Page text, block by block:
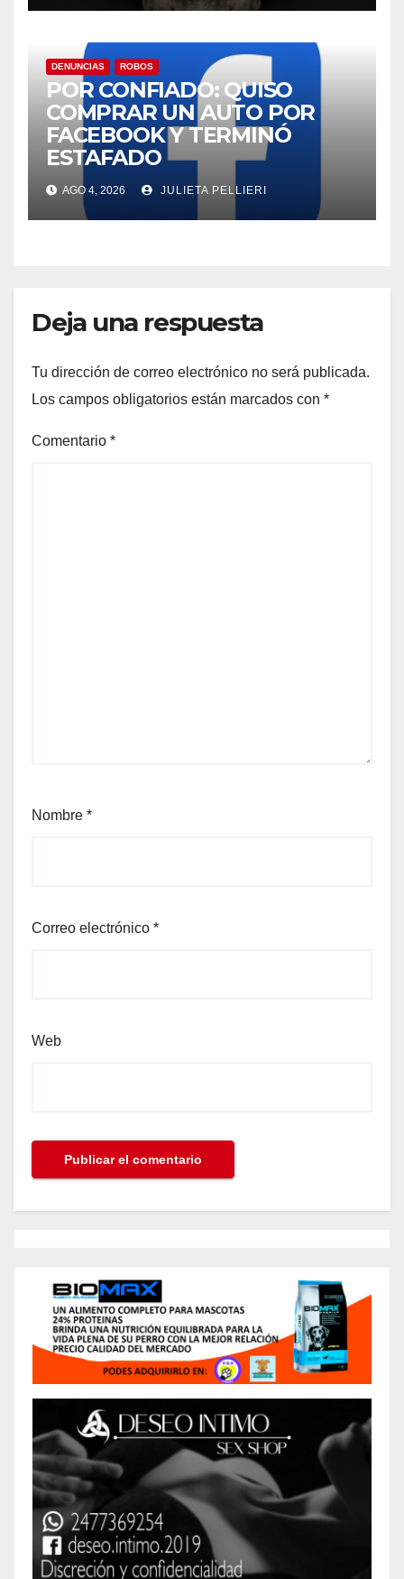
DENUNCIAS ROBOS
POR CONFIADO: QUISO
COMPRAR UN AUTO POR
FACEBOOK Y TERMINÓ
ESTAFADO
AGO 4, 2026 JULIETA PELLIERI
Deja una respuesta
Tu dirección de correo electrónico no será publicada.
Los campos obligatorios están marcados con *
Comentario *
Nombre *
Correo electrónico *
Web